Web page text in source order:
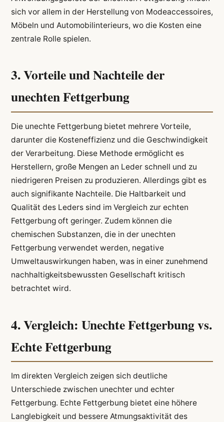
sich vor allem in der Herstellung von Modeaccessoires,
Möbeln und Automobilinterieurs, wo die Kosten eine
zentrale Rolle spielen.
3. Vorteile und Nachteile der
unechten Fettgerbung
Die unechte Fettgerbung bietet mehrere Vorteile,
darunter die Kosteneffizienz und die Geschwindigkeit
der Verarbeitung. Diese Methode ermöglicht es
Herstellern, große Mengen an Leder schnell und zu
niedrigeren Preisen zu produzieren. Allerdings gibt es
auch signifikante Nachteile. Die Haltbarkeit und
Qualität des Leders sind im Vergleich zur echten
Fettgerbung oft geringer. Zudem können die
chemischen Substanzen, die in der unechten
Fettgerbung verwendet werden, negative
Umweltauswirkungen haben, was in einer zunehmend
nachhaltigkeitsbewussten Gesellschaft kritisch
betrachtet wird.
4. Vergleich: Unechte Fettgerbung vs.
Echte Fettgerbung
Im direkten Vergleich zeigen sich deutliche
Unterschiede zwischen unechter und echter
Fettgerbung. Echte Fettgerbung bietet eine höhere
Langlebigkeit und bessere Atmungsaktivität des